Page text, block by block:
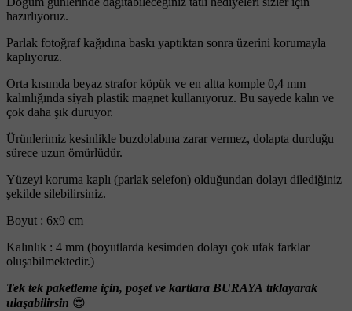
hazırlıyoruz.
Parlak fotoğraf kağıdına baskı yaptıktan sonra üzerini korumayla
kaplıyoruz.
Orta kısımda beyaz strafor köpük ve en altta komple 0,4 mm
kalınlığında siyah plastik magnet kullanıyoruz. Bu sayede kalın ve
çok daha şık duruyor.
Ürünlerimiz kesinlikle buzdolabına zarar vermez, dolapta durduğu
sürece uzun ömürlüdür.
Yüzeyi koruma kaplı (parlak selefon) olduğundan dolayı dilediğiniz
şekilde silebilirsiniz.
Boyut : 6x9 cm
Kalınlık : 4 mm (boyutlarda kesimden dolayı çok ufak farklar
oluşabilmektedir.)
Tek tek paketleme için, poşet ve kartlara BURAYA tıklayarak
ulaşabilirsin 😍